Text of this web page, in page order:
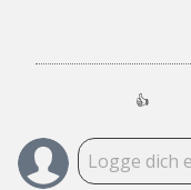
👍